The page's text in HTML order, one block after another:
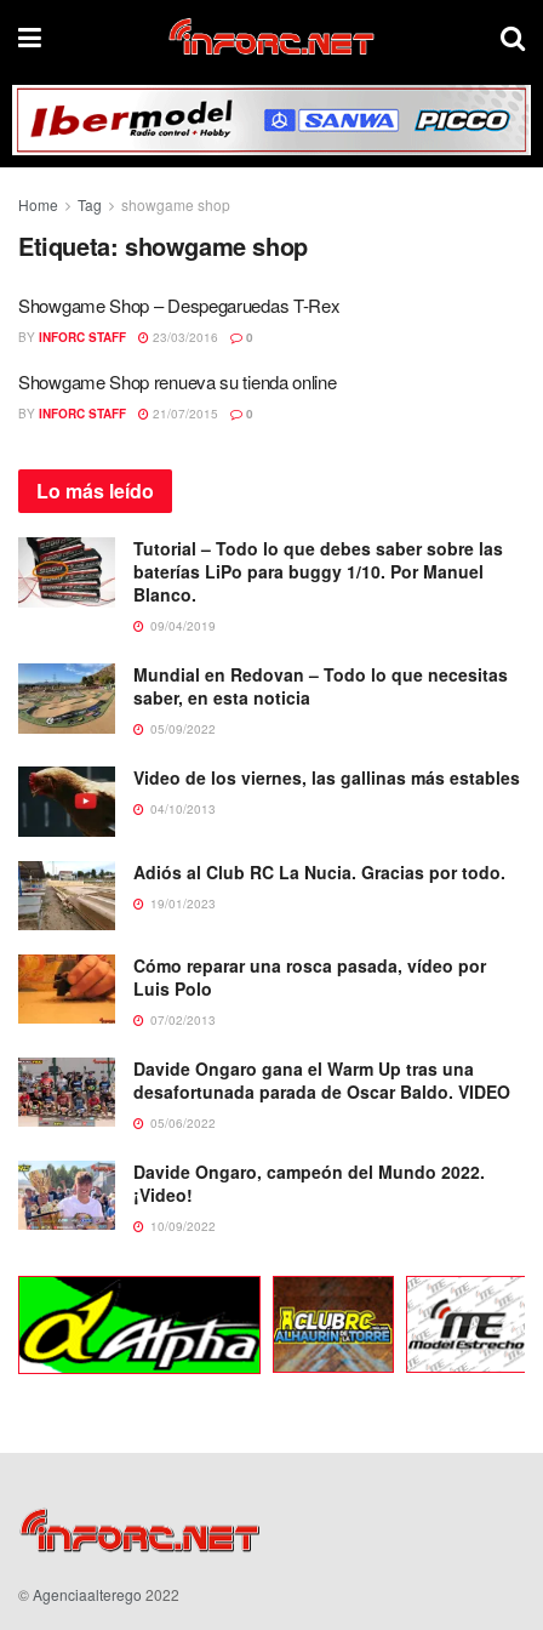
Home Tag showgame shop
Etiqueta: showgame shop
Showgame Shop – Despegaruedas T-Rex
BY INFORC STAFF 23/03/2016 0
Showgame Shop renueva su tienda online
BY INFORC STAFF 21/07/2015 0
Lo más leído
Tutorial – Todo lo que debes saber sobre las
baterías LiPo para buggy 1/10. Por Manuel
Blanco.
09/04/2019
Mundial en Redovan – Todo lo que necesitas
saber, en esta noticia
05/09/2022
Video de los viernes, las gallinas más estables
04/10/2013
Adiós al Club RC La Nucia. Gracias por todo.
19/01/2023
Cómo reparar una rosca pasada, vídeo por
Luis Polo
07/02/2013
Davide Ongaro gana el Warm Up tras una
desafortunada parada de Oscar Baldo. VIDEO
05/06/2022
Davide Ongaro, campeón del Mundo 2022.
¡Video!
10/09/2022
©Agenciaalterego 2022